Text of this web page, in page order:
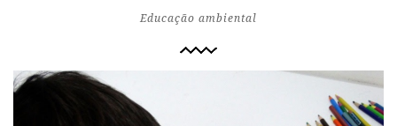
Educação ambiental